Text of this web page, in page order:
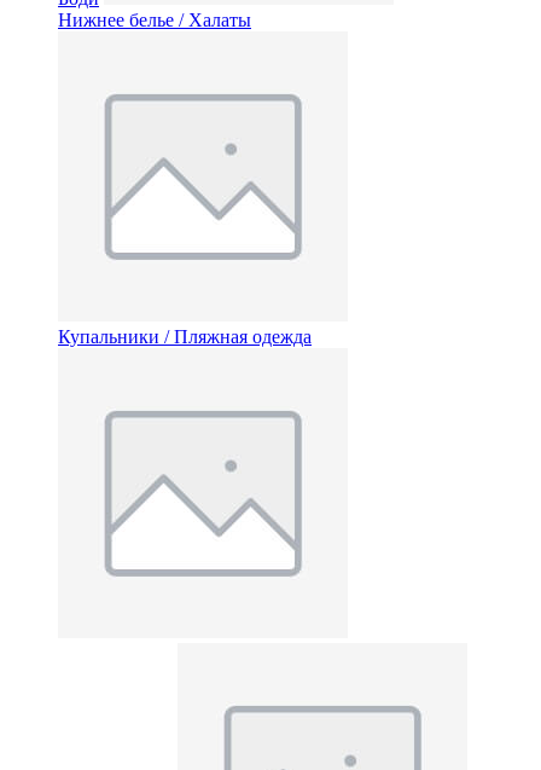
Нижнее белье / Халаты
Купальники / Пляжная одежда